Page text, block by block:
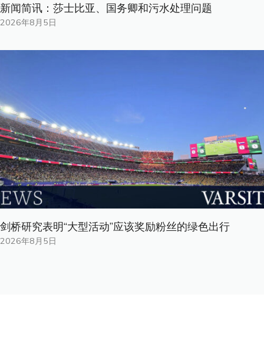
新闻简讯：莎士比亚、国务卿和污水处理问题
2026年8月5日
剑桥研究表明“大型活动”应该奖励粉丝的绿色出行
2026年8月5日